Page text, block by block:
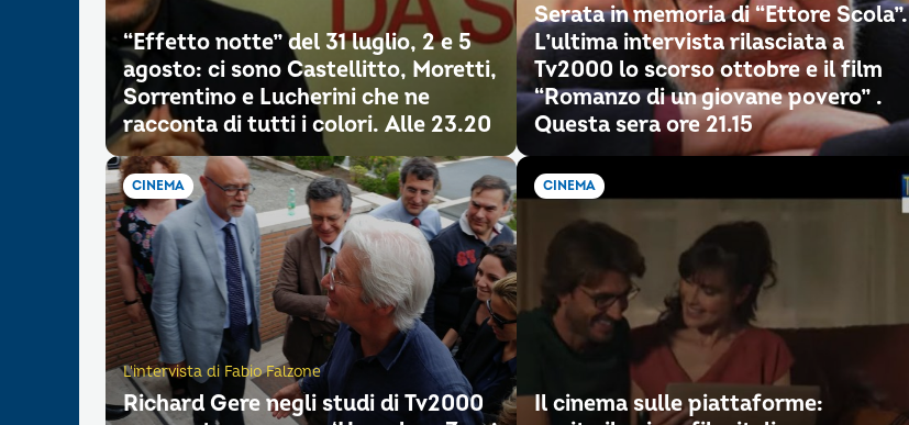
“Effetto notte” del 31 luglio, 2 e 5
agosto: ci sono Castellitto, Moretti,
Sorrentino e Lucherini che ne
racconta di tutti i colori. Alle 23.20
Serata in memoria di “Ettore Scola”.
L’ultima intervista rilasciata a
Tv2000 lo scorso ottobre e il film
“Romanzo di un giovane povero” .
Questa sera ore 21.15
CINEMA
L'intervista di Fabio Falzone
Richard Gere negli studi di Tv2000
CINEMA
Il cinema sulle piattaforme: